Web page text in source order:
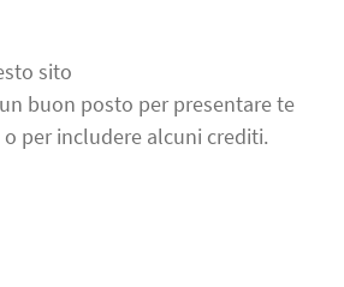
sito
buon posto per presentare te
per includere alcuni crediti.